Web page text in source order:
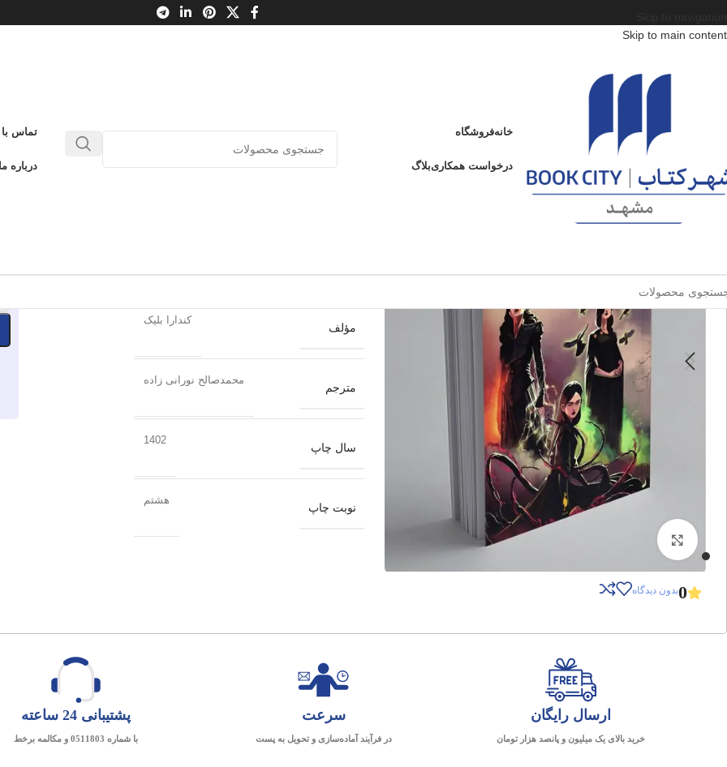
Skip to main content
خانهفروشگاه
درخواست همکاریبلاگ
تماس با
درباره ما
محصولات / کتاب کودک و نوجوان
0بدون دیدگاه
سه تاج شوم 1
مؤلف
کندارا بلیک
مترجم
محمدصالح نورانی زاده
سال چاپ
1402
نوبت چاپ
هشتم
ارسال رایگان
خرید بالای یک میلیون و پانصد هزار تومان
سرعت
در فرآیند آماده‌سازی و تحویل به پست
پشتیبانی 24 ساعته
با شماره 0511803 و مکالمه برخط